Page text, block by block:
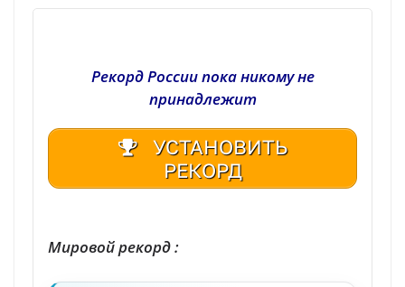
Рекорд России пока никому не
принадлежит
УСТАНОВИТЬ
РЕКОРД
Мировой рекорд :